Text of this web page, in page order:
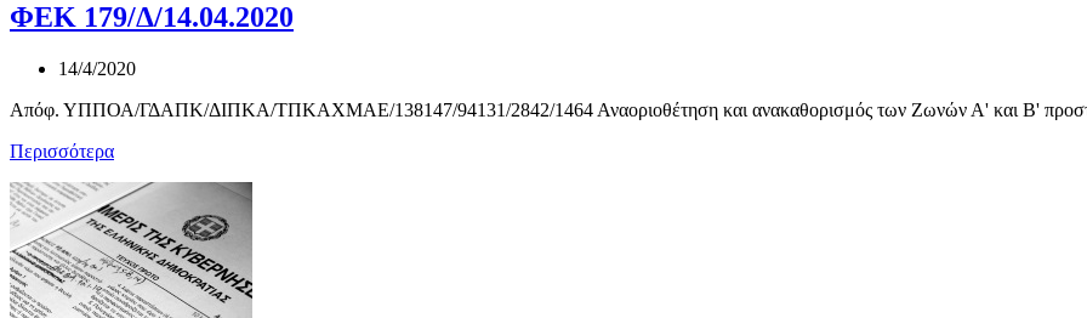
ΦΕΚ 179/Δ/14.04.2020
14/4/2020
Απόφ. ΥΠΠΟΑ/ΓΔΑΠΚ/ΔΙΠΚΑ/ΤΠΚΑΧΜΑΕ/138147/94131/2842/1464 Αναοριοθέτηση και ανακαθορισμός των Ζωνών Α' και Β'
Περισσότερα